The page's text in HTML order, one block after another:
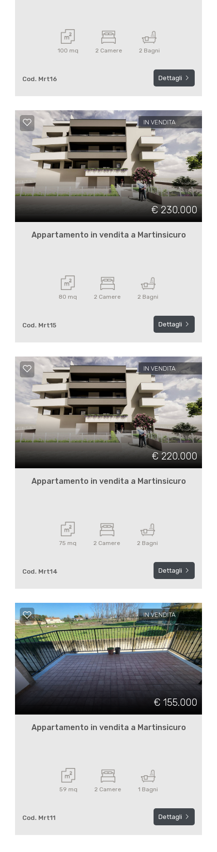
100 mq 2 Camere 2 Bagni
Cod. Mrt16 Dettagli
IN VENDITA
€ 230.000
Appartamento in vendita a Martinsicuro
80 mq 2 Camere 2 Bagni
Cod. Mrt15 Dettagli
IN VENDITA
€ 220.000
Appartamento in vendita a Martinsicuro
75 mq 2 Camere 2 Bagni
Cod. Mrt14 Dettagli
IN VENDITA
€ 155.000
Appartamento in vendita a Martinsicuro
59 mq 2 Camere 1 Bagni
Cod. Mrt11 Dettagli